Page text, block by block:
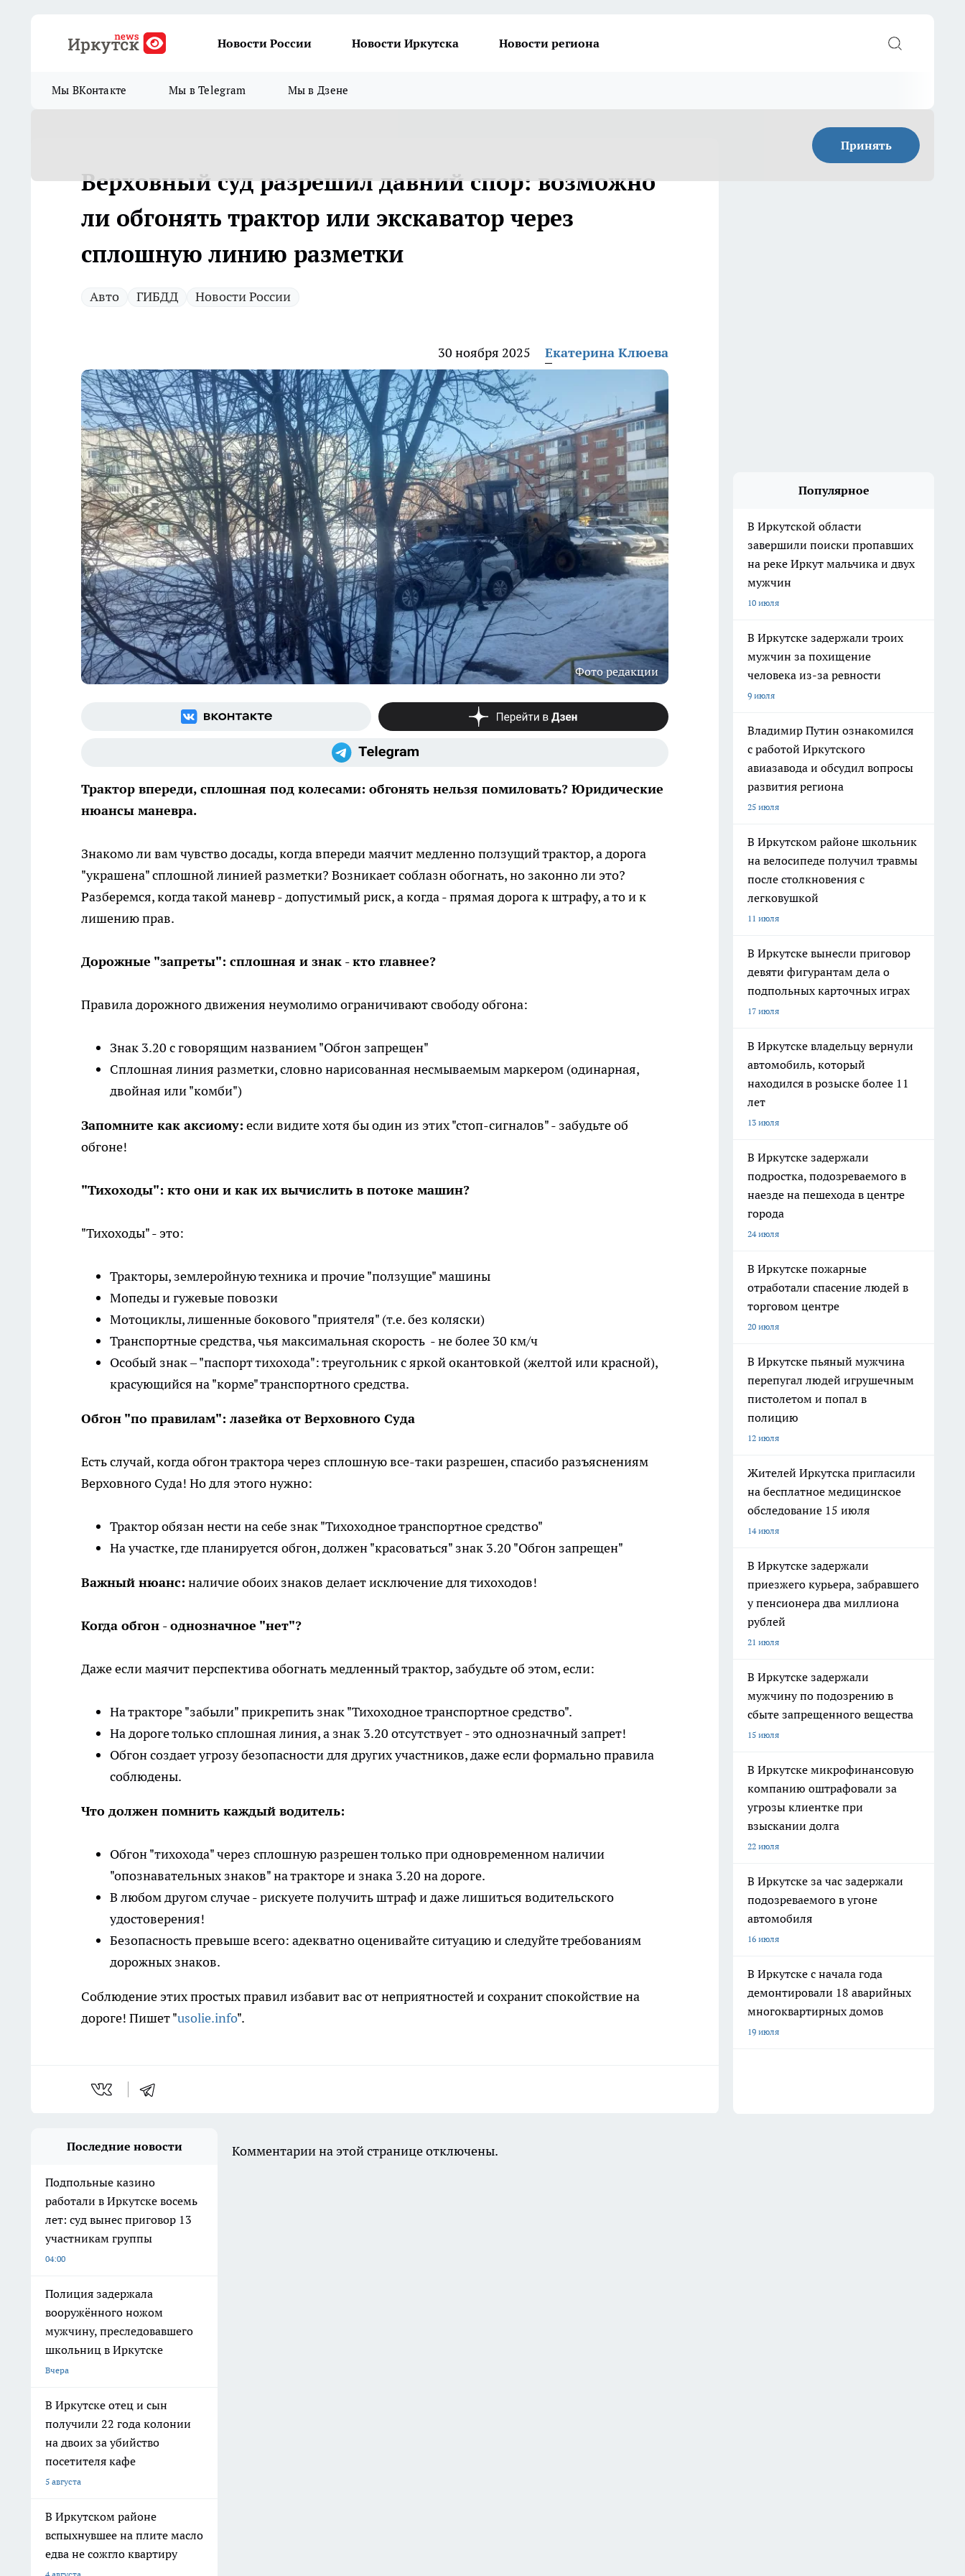
Новости России Новости Иркутска Новости региона
Мы ВКонтакте Мы в Telegram Мы в Дзене
Принять
Верховный суд разрешил давний спор: возможно
ли обгонять трактор или экскаватор через
сплошную линию разметки
Авто ГИБДД Новости России
30 ноября 2025 Екатерина Клюева
Фото редакции
Трактор впереди, сплошная под колесами: обгонять нельзя помиловать? Юридические
нюансы маневра.
Знакомо ли вам чувство досады, когда впереди маячит медленно ползущий трактор, а дорога
"украшена" сплошной линией разметки? Возникает соблазн обогнать, но законно ли это?
Разберемся, когда такой маневр - допустимый риск, а когда - прямая дорога к штрафу, а то и к
лишению прав.
Дорожные "запреты": сплошная и знак - кто главнее?
Правила дорожного движения неумолимо ограничивают свободу обгона:
Знак 3.20 с говорящим названием "Обгон запрещен"
Сплошная линия разметки, словно нарисованная несмываемым маркером (одинарная,
двойная или "комби")
Запомните как аксиому: если видите хотя бы один из этих "стоп-сигналов" - забудьте об
обгоне!
"Тихоходы": кто они и как их вычислить в потоке машин?
"Тихоходы" - это:
Тракторы, землеройную техника и прочие "ползущие" машины
Мопеды и гужевые повозки
Мотоциклы, лишенные бокового "приятеля" (т.е. без коляски)
Транспортные средства, чья максимальная скорость - не более 30 км/ч
Особый знак – "паспорт тихохода": треугольник с яркой окантовкой (желтой или красной),
красующийся на "корме" транспортного средства.
Обгон "по правилам": лазейка от Верховного Суда
Есть случай, когда обгон трактора через сплошную все-таки разрешен, спасибо разъяснениям
Верховного Суда! Но для этого нужно:
Трактор обязан нести на себе знак "Тихоходное транспортное средство"
На участке, где планируется обгон, должен "красоваться" знак 3.20 "Обгон запрещен"
Важный нюанс: наличие обоих знаков делает исключение для тихоходов!
Когда обгон - однозначное "нет"?
Даже если маячит перспектива обогнать медленный трактор, забудьте об этом, если:
На тракторе "забыли" прикрепить знак "Тихоходное транспортное средство".
На дороге только сплошная линия, а знак 3.20 отсутствует - это однозначный запрет!
Обгон создает угрозу безопасности для других участников, даже если формально правила
соблюдены.
Что должен помнить каждый водитель:
Обгон "тихохода" через сплошную разрешен только при одновременном наличии
"опознавательных знаков" на тракторе и знака 3.20 на дороге.
В любом другом случае - рискуете получить штраф и даже лишиться водительского
удостоверения!
Безопасность превыше всего: адекватно оценивайте ситуацию и следуйте требованиям
дорожных знаков.
Соблюдение этих простых правил избавит вас от неприятностей и сохранит спокойствие на
дороге! Пишет "usolie.info".
Популярное
В Иркутской области
завершили поиски пропавших
на реке Иркут мальчика и двух
мужчин
10 июля
В Иркутске задержали троих
мужчин за похищение
человека из-за ревности
9 июля
Владимир Путин ознакомился
с работой Иркутского
авиазавода и обсудил вопросы
развития региона
25 июля
В Иркутском районе школьник
на велосипеде получил травмы
после столкновения с
легковушкой
11 июля
В Иркутске вынесли приговор
девяти фигурантам дела о
подпольных карточных играх
17 июля
В Иркутске владельцу вернули
автомобиль, который
находился в розыске более 11
лет
13 июля
В Иркутске задержали
подростка, подозреваемого в
наезде на пешехода в центре
города
24 июля
В Иркутске пожарные
отработали спасение людей в
торговом центре
20 июля
В Иркутске пьяный мужчина
перепугал людей игрушечным
пистолетом и попал в
полицию
12 июля
Жителей Иркутска пригласили
на бесплатное медицинское
обследование 15 июля
14 июля
В Иркутске задержали
приезжего курьера, забравшего
у пенсионера два миллиона
рублей
21 июля
В Иркутске задержали
мужчину по подозрению в
сбыте запрещенного вещества
15 июля
В Иркутске микрофинансовую
компанию оштрафовали за
угрозы клиентке при
взыскании долга
22 июля
В Иркутске за час задержали
подозреваемого в угоне
автомобиля
16 июля
В Иркутске с начала года
демонтировали 18 аварийных
многоквартирных домов
19 июля
Последние новости
Подпольные казино
работали в Иркутске восемь
лет: суд вынес приговор 13
участникам группы
04:00
Полиция задержала
вооружённого ножом
мужчину, преследовавшего
школьниц в Иркутске
Вчера
В Иркутске отец и сын
получили 22 года колонии
на двоих за убийство
посетителя кафе
5 августа
В Иркутском районе
вспыхнувшее на плите масло
едва не сожгло квартиру
Комментарии на этой странице отключены.